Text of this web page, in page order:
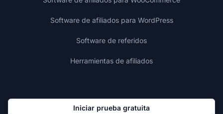
Software de afiliados para WordPress
Software de referidos
Herramientas de afiliados
Iniciar prueba gratuita